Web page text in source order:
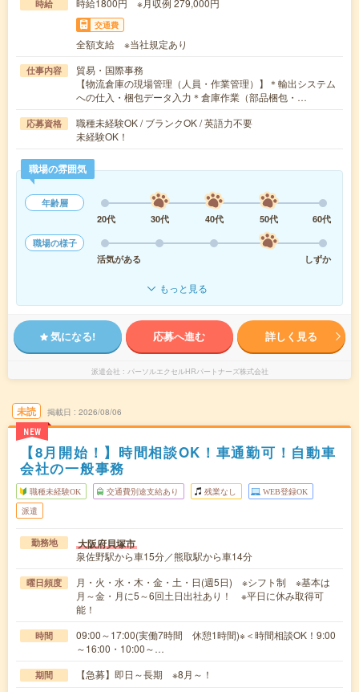
時給 時給1800円 ※月収例 279,000円
交通費
全額支給 ※当社規定あり
仕事内容
貿易・国際事務
【物流倉庫の現場管理（人員・作業管理）】＊輸出システム
への仕入・梱包データ入力＊倉庫作業（部品梱包・…
応募資格
職種未経験OK / ブランクOK / 英語力不要
未経験OK！
職場の雰囲気
年齢層
20代
30代 40代 50代
60代
職場の様子
活気がある
しずか
もっと見る
気になる! 応募へ進む 詳しく見る
派遣会社 パーソルエクセルHRパートナーズ株式会社
未読
NEW
掲載日 2026/08/06
【8月開始！】時間相談OK！車通勤可！自動車
会社の一般事務
職種未経験OK 交通費別途支給あり 残業なし WEB登録OK
派遣
勤務地 大阪府貝塚市
泉佐野駅から車15分／熊取駅から車14分
曜日頻度
月・火・水・木・金・土・日(週5日) ※シフト制 ※基本は
月～金・月に5～6回土日出社あり！ ※平日に休み取得可
能！
時間
09:00～17:00(実働7時間 休憩1時間)※＜時間相談OK！9:00
～16:00・10:00～…
期間 【急募】即日～長期 ※8月～！